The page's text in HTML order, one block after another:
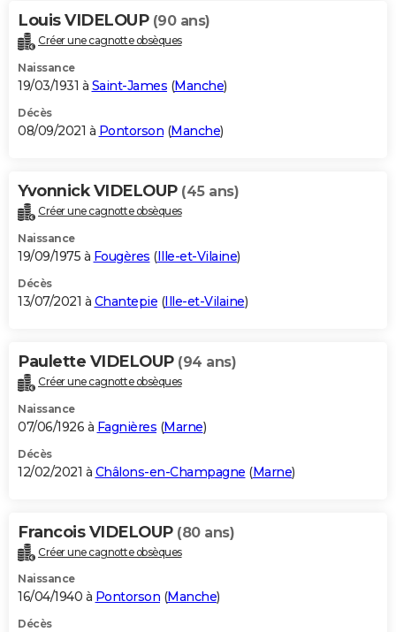
Louis VIDELOUP (90 ans)
Créer une cagnotte obsèques
Naissance
19/03/1931 à Saint-James (Manche)
Décès
08/09/2021 à Pontorson (Manche)
Yvonnick VIDELOUP (45 ans)
Créer une cagnotte obsèques
Naissance
19/09/1975 à Fougères (Ille-et-Vilaine)
Décès
13/07/2021 à Chantepie (Ille-et-Vilaine)
Paulette VIDELOUP (94 ans)
Créer une cagnotte obsèques
Naissance
07/06/1926 à Fagnières (Marne)
Décès
12/02/2021 à Châlons-en-Champagne (Marne)
Francois VIDELOUP (80 ans)
Créer une cagnotte obsèques
Naissance
16/04/1940 à Pontorson (Manche)
Décès